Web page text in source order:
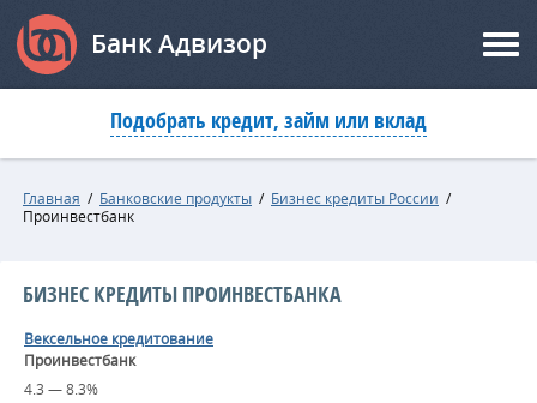
Банк Адвизор
Подобрать кредит, займ или вклад
Главная / Банковские продукты / Бизнес кредиты России /
Проинвестбанк
БИЗНЕС КРЕДИТЫ ПРОИНВЕСТБАНКА
Вексельное кредитование
Проинвестбанк
4.3 — 8.3%